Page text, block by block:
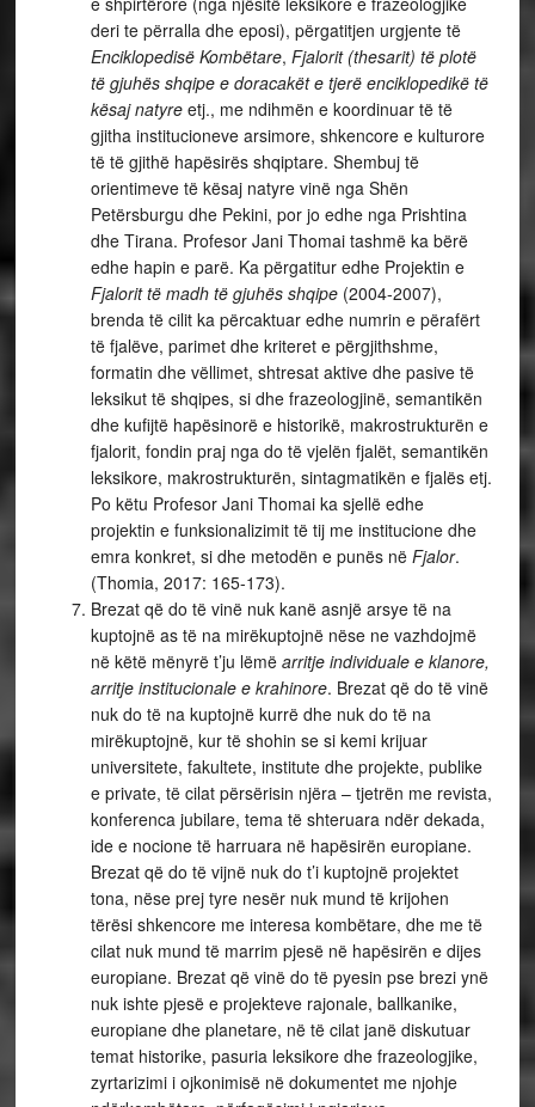
deri te përralla dhe eposi), përgatitjen urgjente të
Enciklopedisë Kombëtare, Fjalorit (thesarit) të plotë
të gjuhës shqipe e doracakët e tjerë enciklopedikë të
kësaj natyreetj., me ndihmën e koordinuar të të
gjitha institucioneve arsimore, shkencore e kulturore
të të gjithë hapësirës shqiptare. Shembuj të
orientimeve të kësaj natyre vinë nga Shën
Petërsburgu dhe Pekini, por jo edhe nga Prishtina
dhe Tirana. Profesor Jani Thomai tashmë ka bërë
edhe hapin e parë. Ka përgatitur edhe Projektin e
Fjalorit të madh të gjuhës shqipe (2004-2007),
brenda të cilit ka përcaktuar edhe numrin e përafërt
të fjalëve, parimet dhe kriteret e përgjithshme,
formatin dhe vëllimet, shtresat aktive dhe pasive të
leksikut të shqipes, si dhe frazeologjinë, semantikën
dhe kufijtë hapësinorë e historikë, makrostrukturën e
fjalorit, fondin praj nga do të vjelën fjalët, semantikën
leksikore, makrostrukturën, sintagmatikën e fjalës etj.
Po këtu Profesor Jani Thomai ka sjellë edhe
projektin e funksionalizimit të tij me institucione dhe
emra konkret, si dhe metodën e punës në Fjalor.
(Thomia, 2017: 165-173).
Brezat që do të vinë nuk kanë asnjë arsye të na
kuptojnë as të na mirëkuptojnë nëse ne vazhdojmë
në këtë mënyrë t’ju lëmë arritje individuale e klanore,
arritje institucionale e krahinore. Brezat që do të vinë
nuk do të na kuptojnë kurrë dhe nuk do të na
mirëkuptojnë, kur të shohin se si kemi krijuar
universitete, fakultete, institute dhe projekte, publike
e private, të cilat përsërisin njëra – tjetrën me revista,
konferenca jubilare, tema të shteruara ndër dekada,
ide e nocione të harruara në hapësirën europiane.
Brezat që do të vijnë nuk do t’i kuptojnë projektet
tona, nëse prej tyre nesër nuk mund të krijohen
tërësi shkencore me interesa kombëtare, dhe me të
cilat nuk mund të marrim pjesë në hapësirën e dijes
europiane. Brezat që vinë do të pyesin pse brezi ynë
nuk ishte pjesë e projekteve rajonale, ballkanike,
europiane dhe planetare, në të cilat janë diskutuar
temat historike, pasuria leksikore dhe frazeologjike,
zyrtarizimi i ojkonimisë në dokumentet me njohje